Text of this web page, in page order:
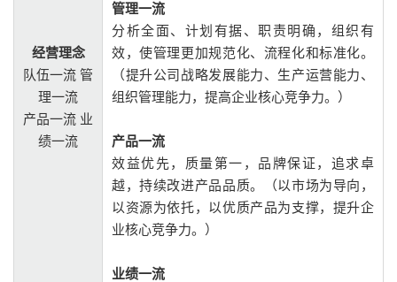
经营理念
队伍一流 管
理一流
产品一流 业
绩一流
管理一流
分析全面、计划有据、职责明确，组织有
效，使管理更加规范化、流程化和标准化。
（提升公司战略发展能力、生产运营能力、
组织管理能力，提高企业核心竞争力。）
产品一流
效益优先，质量第一，品牌保证，追求卓
越，持续改进产品品质。（以市场为导向，
以资源为依托，以优质产品为支撑，提升企
业核心竞争力。）
业绩一流